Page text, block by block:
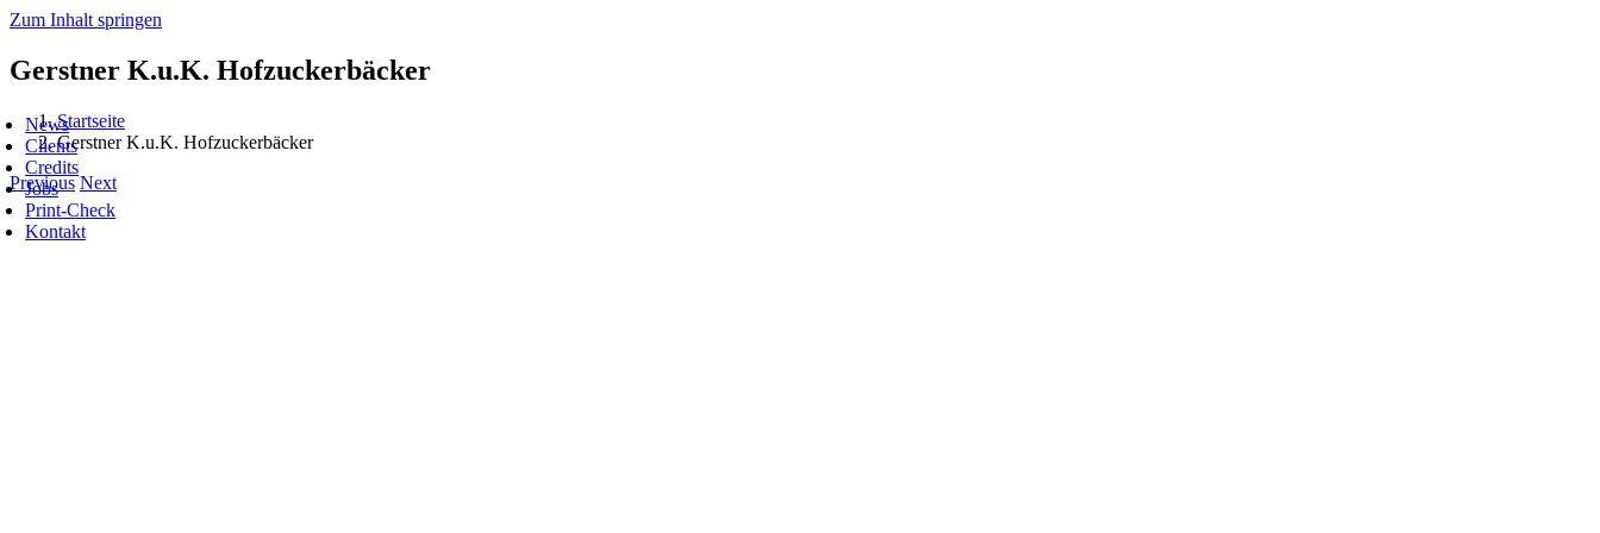
Zum Inhalt springen
News
Clients
Credits
Jobs
Print-Check
Kontakt
Gerstner K.u.K. Hofzuckerbäcker
Startseite
Gerstner K.u.K. Hofzuckerbäcker
Previous Next